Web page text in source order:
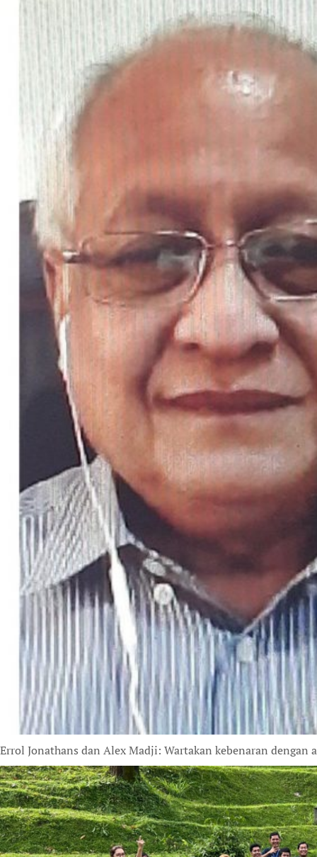
Errol Jonathans dan Alex Madji: Wartakan kebenaran dengan